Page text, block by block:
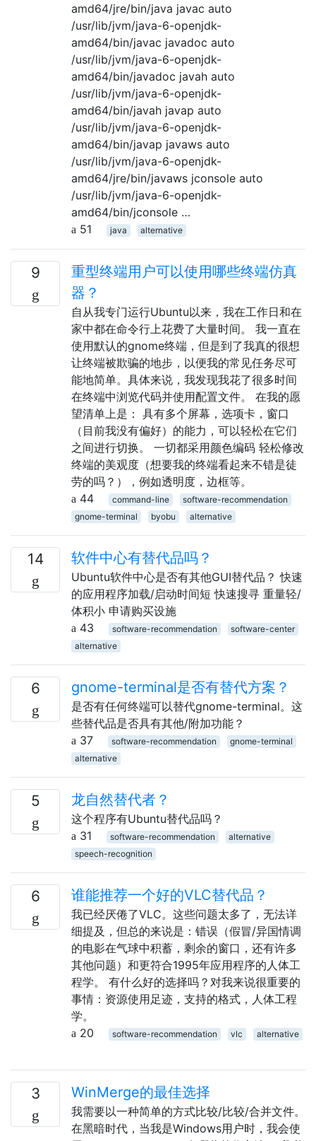
amd64/jre/bin/java javac auto
/usr/lib/jvm/java-6-openjdk-
amd64/bin/javac javadoc auto
/usr/lib/jvm/java-6-openjdk-
amd64/bin/javadoc javah auto
/usr/lib/jvm/java-6-openjdk-
amd64/bin/javah javap auto
/usr/lib/jvm/java-6-openjdk-
amd64/bin/javap javaws auto
/usr/lib/jvm/java-6-openjdk-
amd64/jre/bin/javaws jconsole auto
/usr/lib/jvm/java-6-openjdk-
amd64/bin/jconsole …
51
java alternative
9
重型终端用户可以使用哪些终端仿真
器？
自从我专门运行Ubuntu以来，我在工作日和在
家中都在命令行上花费了大量时间。 我一直在
使用默认的gnome终端，但是到了我真的很想
让终端被欺骗的地步，以便我的常见任务尽可
能地简单。具体来说，我发现我花了很多时间
在终端中浏览代码并使用配置文件。 在我的愿
望清单上是： 具有多个屏幕，选项卡，窗口
（目前我没有偏好）的能力，可以轻松在它们
之间进行切换。 一切都采用颜色编码 轻松修改
终端的美观度（想要我的终端看起来不错是徒
劳的吗？），例如透明度，边框等。
44
command-line
software-recommendation
gnome-terminal
byobu alternative
14 软件中心有替代品吗？
Ubuntu软件中心是否有其他GUI替代品？ 快速
的应用程序加载/启动时间短 快速搜寻 重量轻/
体积小 申请购买设施
43
software-recommendation
software-center
alternative
6 gnome-terminal是否有替代方案？
是否有任何终端可以替代gnome-terminal。这
些替代品是否具有其他/附加功能？
37
software-recommendation
gnome-terminal
alternative
5 龙自然替代者？
这个程序有Ubuntu替代品吗？
31
software-recommendation
alternative
speech-recognition
6 谁能推荐一个好的VLC替代品？
我已经厌倦了VLC。这些问题太多了，无法详
细提及，但总的来说是：错误（假冒/异国情调
的电影在气球中积蓄，剩余的窗口，还有许多
其他问题）和更符合1995年应用程序的人体工
程学。 有什么好的选择吗？对我来说很重要的
事情：资源使用足迹，支持的格式，人体工程
学。
20
software-recommendation vlc alternative
3 WinMerge的最佳选择
我需要以一种简单的方式比较/比较/合并文件。
在黑暗时代，当我是Windows用户时，我会使